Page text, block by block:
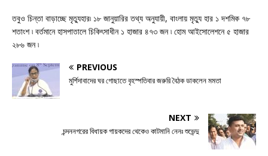
তবুও চিন্তা বাড়াচ্ছে মৃত্যুহার৷ ১৮ জানুয়ারির তথ্য অনুযায়ী, বাংলায় মৃত্যু হার ১ দশমিক ৭৮
শতাংশ ৷ বর্তমানে হাসপাতালে চিকিৎসাধীন ১ হাজার ৪৭৩ জন ৷ হোম আইসোলেশনে ৫ হাজার
২৮৬ জন ৷
PREVIOUS
মুর্শিদাবাদের ঘর গোছাতে বৃহস্পতিবার জরুরি বৈঠক ডাকলেন মমতা
NEXT
চন্দননগরের বিধায়ক গায়কদের থেকেও কাটমানি নেনঃ শুভেন্দু